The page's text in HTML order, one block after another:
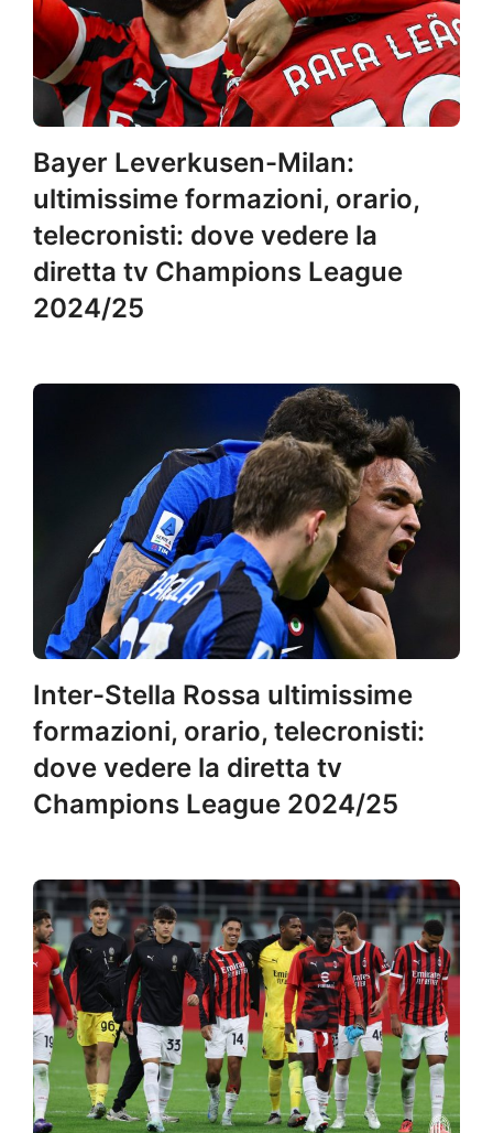
Bayer Leverkusen-Milan:
ultimissime formazioni, orario,
telecronisti: dove vedere la
diretta tv Champions League
2024/25
Inter-Stella Rossa ultimissime
formazioni, orario, telecronisti:
dove vedere la diretta tv
Champions League 2024/25